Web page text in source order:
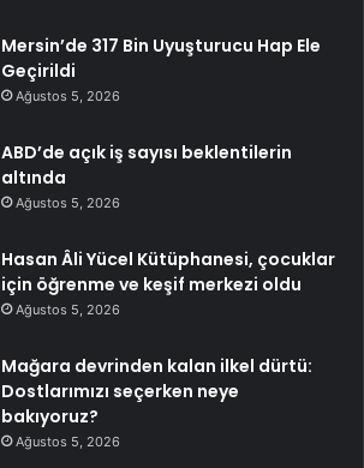
Mersin’de 317 Bin Uyuşturucu Hap Ele
Geçirildi
Ağustos 5, 2026
ABD’de açık iş sayısı beklentilerin
altında
Ağustos 5, 2026
Hasan Âli Yücel Kütüphanesi, çocuklar
için öğrenme ve keşif merkezi oldu
Ağustos 5, 2026
Mağara devrinden kalan ilkel dürtü:
Dostlarımızı seçerken neye
bakıyoruz?
Ağustos 5, 2026